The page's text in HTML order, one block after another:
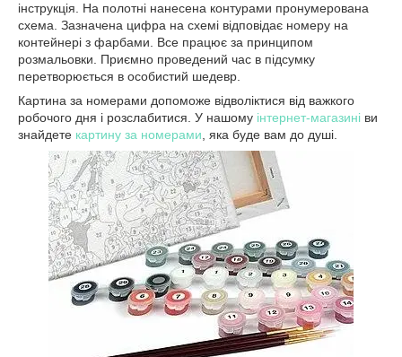
інструкція. На полотні нанесена контурами пронумерована
схема. Зазначена цифра на схемі відповідає номеру на
контейнері з фарбами. Все працює за принципом
розмальовки. Приємно проведений час в підсумку
перетворюється в особистий шедевр.
Картина за номерами допоможе відволіктися від важкого
робочого дня і розслабитися. У нашому інтернет-магазині ви
знайдете картину за номерами , яка буде вам до душі.